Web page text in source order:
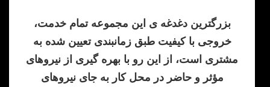
بزرگترین دغدغه ی این مجموعه تمام خدمت،
خروجی با کیفیت طبق زمانبندی تعیین شده به
مشتری است، از این رو با بهره گیری از نیروهای
مؤثر و حاضر در محل کار به جای نیروهای